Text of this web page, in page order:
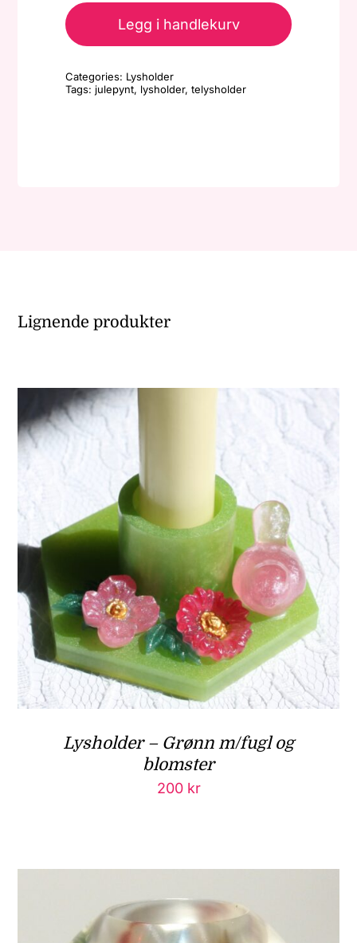
-
Bær1
Legg i handlekurv
Categories: Lysholder
Tags: julepynt, lysholder,telysholder
Lignende produkter
Lysholder – Grønn m/fugl og
blomster
200 kr